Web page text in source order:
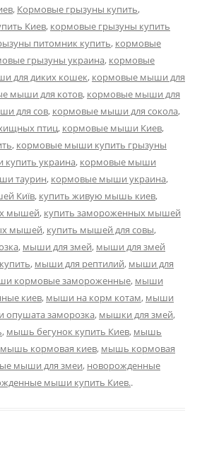
, Кормовые грызуны купить,
Киев, кормовые грызуны купить
питомник купить, кормовые
грызуны украина, кормовые
для диких кошек, кормовые мыши для
мыши для котов, кормовые мыши для
для сов, кормовые мыши для сокола,
птиц, кормовые мыши Киев,
, кормовые мыши купить грызуны
украина, кормовые мыши
таурин, кормовые мыши украина,
Київ, купить живую мышь киев,
мышей, купить замороженных мышей
мышей, купить мышей для совы,
, мыши для змей, мыши для змей
, мыши для рептилий, мыши для
кормовые замороженные, мыши
киев, мыши на корм котам, мыши
заморозка, мышки для змей,
, мышь бегунок купить Киев, мышь
мышь кормовая киев, мышь кормовая
мыши для змеи, новорожденные
мыши купить Киев..